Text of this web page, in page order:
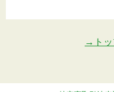
→トッ